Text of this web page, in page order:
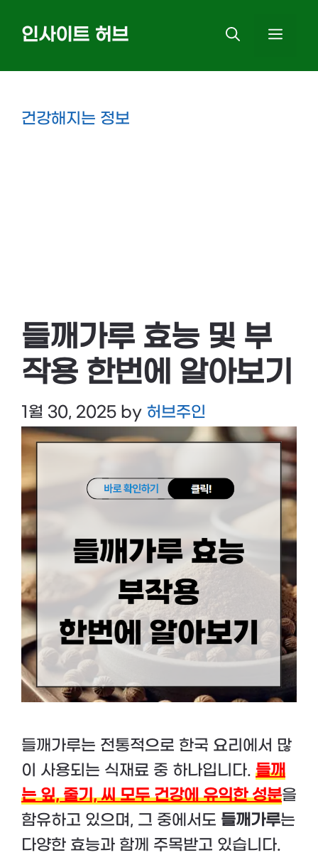
인사이트 허브
건강해지는 정보
들깨가루 효능 및 부
작용 한번에 알아보기
1월 30, 2025 by 허브주인
들깨가루는 전통적으로 한국 요리에서 많
이 사용되는 식재료 중 하나입니다. 들깨
는 잎, 줄기, 씨 모두 건강에 유익한 성분을
함유하고 있으며, 그 중에서도 들깨가루는
다양한 효능과 함께 주목받고 있습니다.